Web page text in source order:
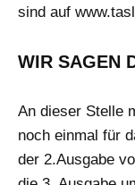
sind auf
WIR SAGEN
An dieser Stelle
noch einmal für
der 2.Ausgabe